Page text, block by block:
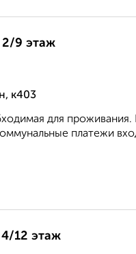
2/9 этаж
к403
для проживания.
платежи
4/12 этаж